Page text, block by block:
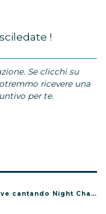
!
Se clicchi su
ricevere una
per te.
Night Changes in Messico